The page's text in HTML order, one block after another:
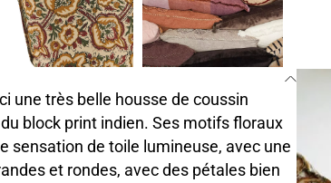
une très belle housse de coussin
block print indien. Ses motifs floraux
sensation de toile lumineuse, avec une
et rondes, avec des pétales bien